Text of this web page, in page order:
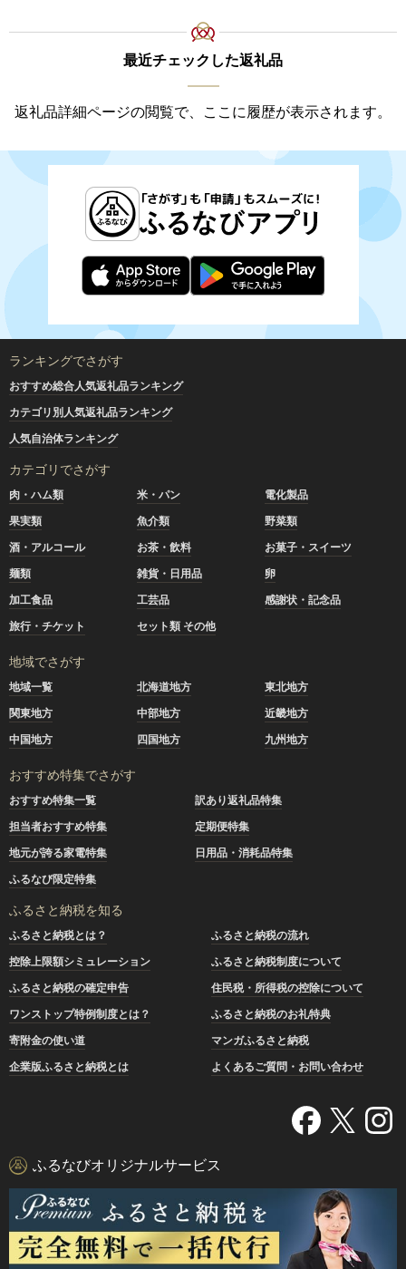
最近チェックした返礼品
返礼品詳細ページの閲覧で、ここに履歴が表示されます。
ランキングでさがす
おすすめ総合人気返礼品ランキング
カテゴリ別人気返礼品ランキング
人気自治体ランキング
カテゴリでさがす
肉・ハム類 米・パン
電化製品
果実類
魚介類
野菜類
酒・アルコール
お茶・飲料
お菓子・スイーツ
麺類
雑貨・日用品
卵
加工食品
工芸品
感謝状・記念品
旅行・チケット
セット類 その他
地域でさがす
地域一覧 北海道地方
東北地方
関東地方
中部地方
近畿地方
中国地方
四国地方 九州地方
おすすめ特集でさがす
おすすめ特集一覧
訳あり返礼品特集
担当者おすすめ特集
定期便特集
地元が誇る家電特集
日用品・消耗品特集
ふるなび限定特集
ふるさと納税を知る
ふるさと納税とは？
ふるさと納税の流れ
控除上限額シミュレーション
ふるさと納税制度について
ふるさと納税の確定申告
住民税・所得税の控除について
ワンストップ特例制度とは？
ふるさと納税のお礼特典
寄附金の使い道
マンガふるさと納税
企業版ふるさと納税とは
よくあるご質問・お問い合わせ
ふるなびオリジナルサービス